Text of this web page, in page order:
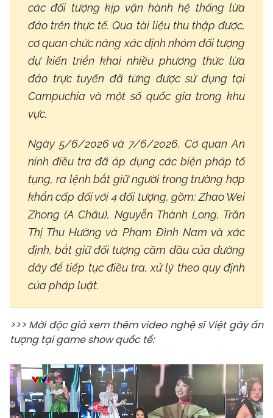
các đối tượng kịp vận hành hệ thống lừa
đảo trên thực tế. Qua tài liệu thu thập được,
cơ quan chức năng xác định nhóm đối tượng
dự kiến triển khai nhiều phương thức lừa
đảo trực tuyến đã từng được sử dụng tại
Campuchia và một số quốc gia trong khu
vực.
Ngày 5/6/2026 và 7/6/2026, Cơ quan An
ninh điều tra đã áp dụng các biện pháp tố
tụng, ra lệnh bắt giữ người trong trường hợp
khẩn cấp đối với 4 đối tượng, gồm: Zhao Wei
Zhong (A Châu), Nguyễn Thành Long, Trần
Thị Thu Hường và Phạm Đình Nam và xác
định, bắt giữ đối tượng cầm đầu của đường
dây để tiếp tục điều tra, xử lý theo quy định
của pháp luật.
>>> Mời độc giả xem thêm video nghệ sĩ Việt gây ấn
tượng tại game show quốc tế: